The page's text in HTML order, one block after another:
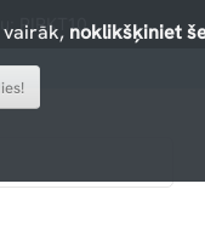
PIRKT10
vairāk, noklikšķiniet